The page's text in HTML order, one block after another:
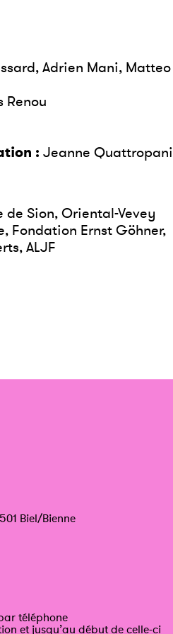
Adrien Mani, Matteo
Renou
: Jeanne Quattropani
de Sion, Oriental-Vevey
Fondation Ernst Göhner,
ALJF
Biel/Bienne
téléphone
et jusqu’au début de celle-ci